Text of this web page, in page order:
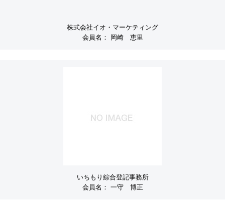
株式会社イオ・マーケティング
会員名：
岡崎 恵里
いちもり綜合登記事務所
会員名： 一守 博正